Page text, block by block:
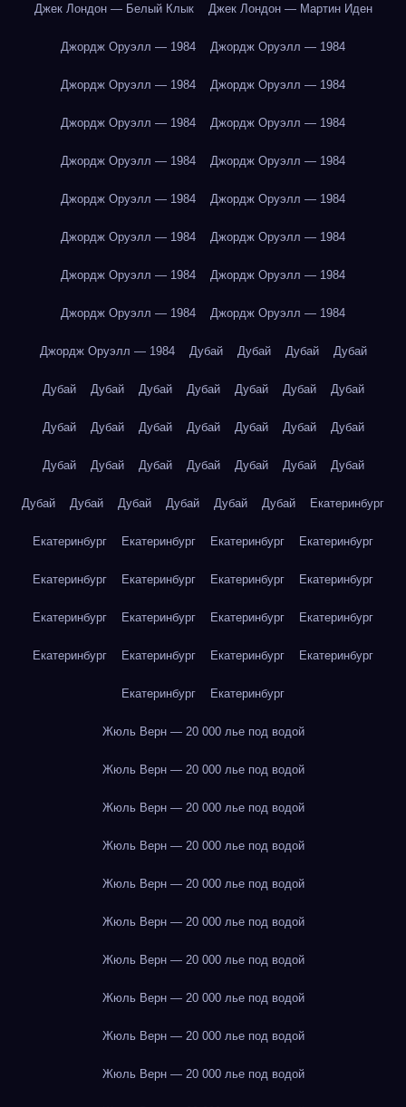
Джек Лондон — Белый Клык Джек Лондон — Мартин Иден
Джордж Оруэлл — 1984 Джордж Оруэлл — 1984
Джордж Оруэлл — 1984 Джордж Оруэлл — 1984
Джордж Оруэлл — 1984 Джордж Оруэлл — 1984
Джордж Оруэлл — 1984 Джордж Оруэлл — 1984
Джордж Оруэлл — 1984 Джордж Оруэлл — 1984
Джордж Оруэлл — 1984 Джордж Оруэлл — 1984
Джордж Оруэлл — 1984 Джордж Оруэлл — 1984
Джордж Оруэлл — 1984 Джордж Оруэлл — 1984
Джордж Оруэлл — 1984 Дубай Дубай Дубай Дубай
Дубай Дубай Дубай Дубай Дубай Дубай Дубай
Дубай Дубай Дубай Дубай Дубай Дубай Дубай
Дубай Дубай Дубай Дубай Дубай Дубай Дубай
Дубай Дубай Дубай Дубай Дубай Дубай Екатеринбург
Екатеринбург Екатеринбург Екатеринбург Екатеринбург
Екатеринбург Екатеринбург Екатеринбург Екатеринбург
Екатеринбург Екатеринбург Екатеринбург Екатеринбург
Екатеринбург Екатеринбург Екатеринбург Екатеринбург
Екатеринбург Екатеринбург
Жюль Верн — 20 000 лье под водой
Жюль Верн — 20 000 лье под водой
Жюль Верн — 20 000 лье под водой
Жюль Верн — 20 000 лье под водой
Жюль Верн — 20 000 лье под водой
Жюль Верн — 20 000 лье под водой
Жюль Верн — 20 000 лье под водой
Жюль Верн — 20 000 лье под водой
Жюль Верн — 20 000 лье под водой
Жюль Верн — 20 000 лье под водой